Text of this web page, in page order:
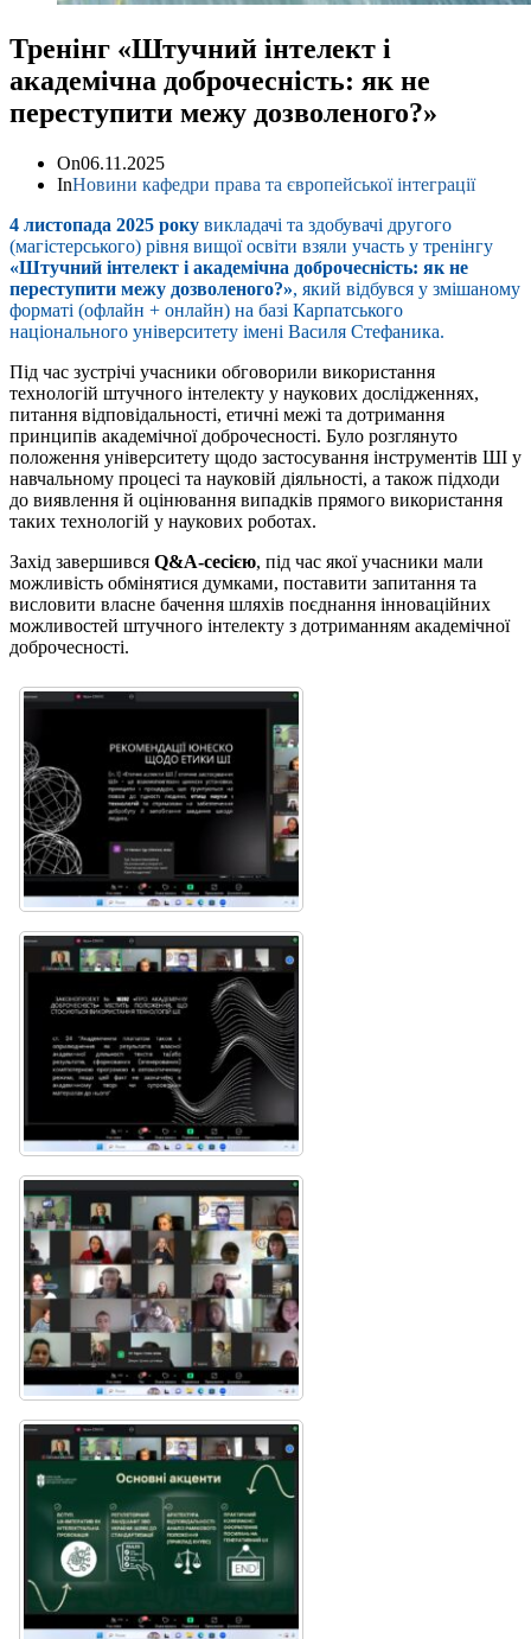
Тренінг «Штучний інтелект і
академічна доброчесність: як не
переступити межу дозволеного?»
On06.11.2025
InНовини кафедри права та європейської інтеграції
4 листопада 2025 року викладачі та здобувачі другого
(магістерського) рівня вищої освіти взяли участь у тренінгу
«Штучний інтелект і академічна доброчесність: як не
переступити межу дозволеного?», який відбувся у змішаному
форматі (офлайн + онлайн) на базі Карпатського
національного університету імені Василя Стефаника.
Під час зустрічі учасники обговорили використання
технологій штучного інтелекту у наукових дослідженнях,
питання відповідальності, етичні межі та дотримання
принципів академічної доброчесності. Було розглянуто
положення університету щодо застосування інструментів ШІ у
навчальному процесі та науковій діяльності, а також підходи
до виявлення й оцінювання випадків прямого використання
таких технологій у наукових роботах.
Захід завершився Q&A-сесією, під час якої учасники мали
можливість обмінятися думками, поставити запитання та
висловити власне бачення шляхів поєднання інноваційних
можливостей штучного інтелекту з дотриманням академічної
доброчесності.